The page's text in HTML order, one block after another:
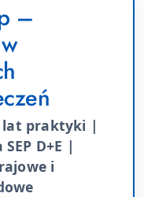
–
lat praktyki |
D+E |
i